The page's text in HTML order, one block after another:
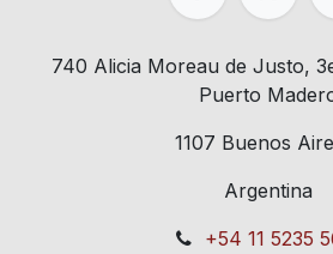
740 Alicia Moreau de Justo,
Puerto
1107 Buenos
Argentina
+54 11 5235